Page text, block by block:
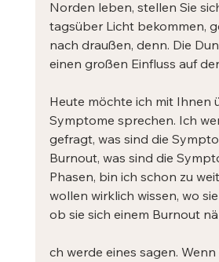
Norden leben, stellen Sie
tagsüber Licht bekommen,
nach draußen, denn. Die
einen großen Einfluss auf
Heute möchte ich mit Ihnen
Symptome sprechen. Ich
gefragt, was sind die
Burnout, was sind die
Phasen, bin ich schon zu
wollen wirklich wissen, wo
ob sie sich einem Burnout
ch werde eines sagen. Wenn